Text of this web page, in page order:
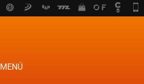
MENÚ